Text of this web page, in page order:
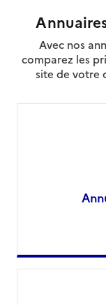
Avec nos
comparez les
site de votre